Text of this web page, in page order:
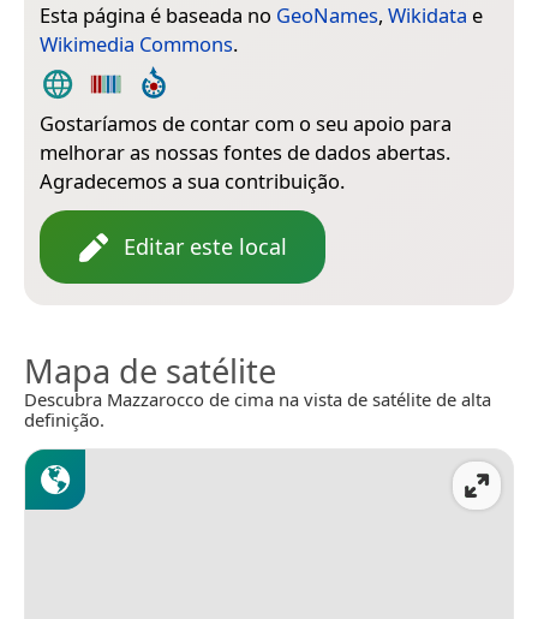
Esta página é baseada no GeoNames, Wikidata e
Wikimedia Commons.
Gostaríamos de contar com o seu apoio para
melhorar as nossas fontes de dados abertas.
Agradecemos a sua contribuição.
Editar este local
Mapa de satélite
Descubra Mazzarocco de cima na vista de satélite de alta
definição.